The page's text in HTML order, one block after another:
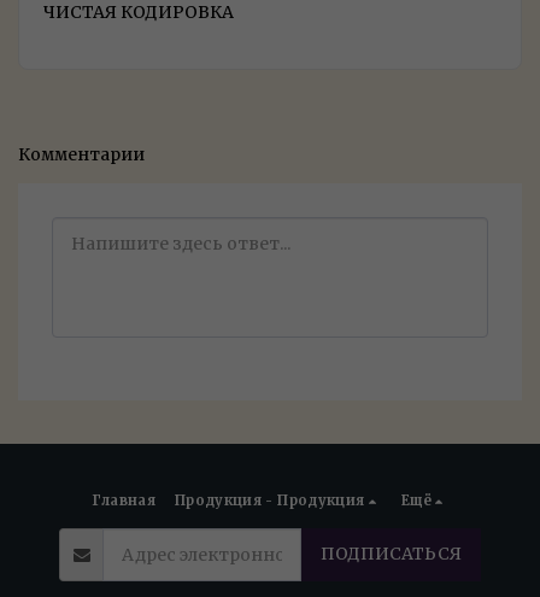
ЧИСТАЯ КОДИРОВКА
Комментарии
Главная Продукция - Продукция Ещё
ПОДПИСАТЬСЯ